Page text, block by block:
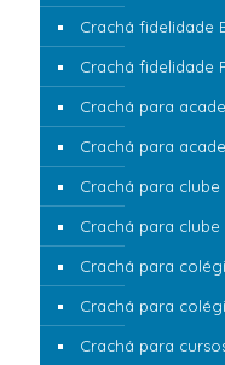
Crachá fidelidade
Crachá fidelidade
Crachá para
Crachá para
Crachá para
Crachá para clube
Crachá para
Crachá para
Crachá para